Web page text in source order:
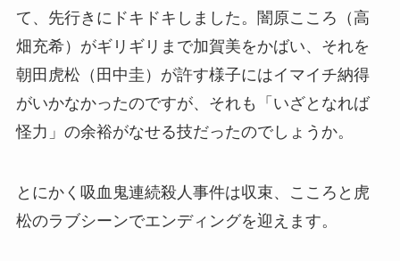
て、先行きにドキドキしました。闇原こころ（高
畑充希）がギリギリまで加賀美をかばい、それを
朝田虎松（田中圭）が許す様子にはイマイチ納得
がいかなかったのですが、それも「いざとなれば
怪力」の余裕がなせる技だったのでしょうか。
とにかく吸血鬼連続殺人事件は収束、こころと虎
松のラブシーンでエンディングを迎えます。